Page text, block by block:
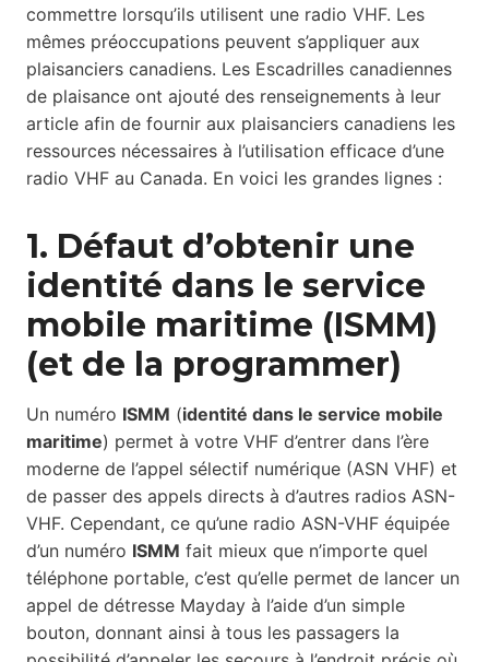
commettre lorsqu’ils utilisent une radio VHF. Les
mêmes préoccupations peuvent s’appliquer aux
plaisanciers canadiens. Les Escadrilles canadiennes
de plaisance ont ajouté des renseignements à leur
article afin de fournir aux plaisanciers canadiens les
ressources nécessaires à l’utilisation efficace d’une
radio VHF au Canada. En voici les grandes lignes :
1. Défaut d’obtenir une
identité dans le service
mobile maritime (ISMM)
(et de la programmer)
Un numéro ISMM (identité dans le service mobile
maritime) permet à votre VHF d’entrer dans l’ère
moderne de l’appel sélectif numérique (ASN VHF) et
de passer des appels directs à d’autres radios ASN-
VHF. Cependant, ce qu’une radio ASN-VHF équipée
d’un numéro ISMM fait mieux que n’importe quel
téléphone portable, c’est qu’elle permet de lancer un
appel de détresse Mayday à l’aide d’un simple
bouton, donnant ainsi à tous les passagers la